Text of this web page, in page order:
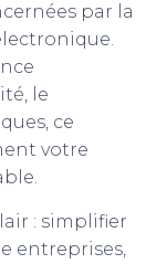
par la
le
ce
votre
: simplifier
entreprises,